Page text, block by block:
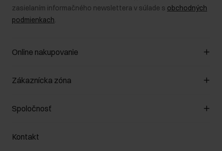
zasielaním informačného newslettera v súlade s obchodných
podmienkach.
Online nakupovanie
Spravovať súbory cookie
Spôsob platby
Vrátenie
Zákaznícka zóna
Zákazníky klub
Pravidlá propagácie
Starostlivosť o kožu
Spoločnosť
O nás
Kontakt